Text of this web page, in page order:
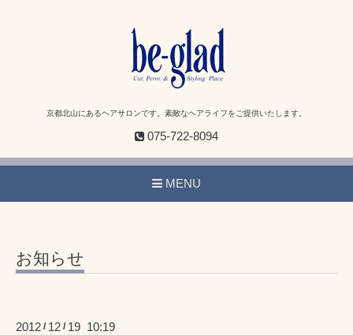
京都北山にあるヘアサロンです。素敵なヘアライフをご提供いたします。
075-722-8094
MENU
お知らせ
2012 / 12 / 19 10:19